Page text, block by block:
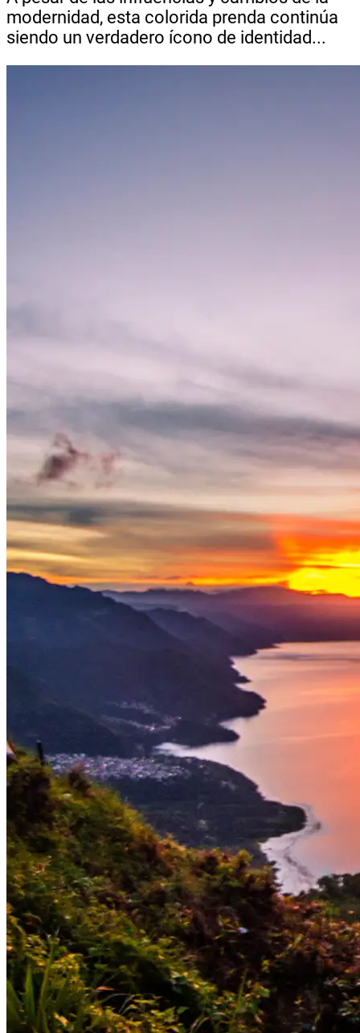
modernidad, esta colorida prenda continúa
siendo un verdadero ícono de identidad...